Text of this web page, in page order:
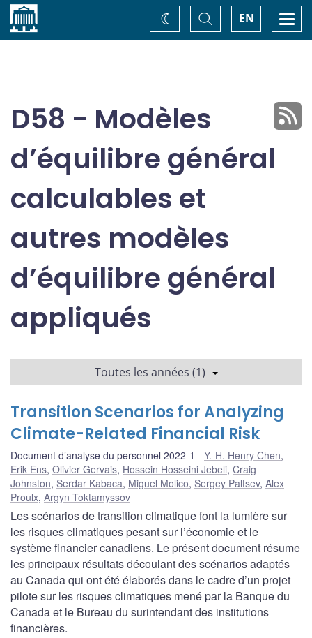
Accueil EN
Basculer
la
recherche
Changez
de
D58 - Modèles
d’équilibre général
calculables et
autres modèles
d’équilibre général
appliqués
Toutes les années (1)
Transition Scenarios for Analyzing
Climate-Related Financial Risk
Document d’analyse du personnel 2022-1 Y.-H. Henry Chen,
Erik Ens, Olivier Gervais, Hossein Hosseini Jebeli, Craig
Johnston, Serdar Kabaca, Miguel Molico, Sergey Paltsev, Alex
Proulx, Argyn Toktamyssov
Les scénarios de transition climatique font la lumière sur
les risques climatiques pesant sur l’économie et le
système financier canadiens. Le présent document résume
les principaux résultats découlant des scénarios adaptés
au Canada qui ont été élaborés dans le cadre d’un projet
pilote sur les risques climatiques mené par la Banque du
Canada et le Bureau du surintendant des institutions
financières.